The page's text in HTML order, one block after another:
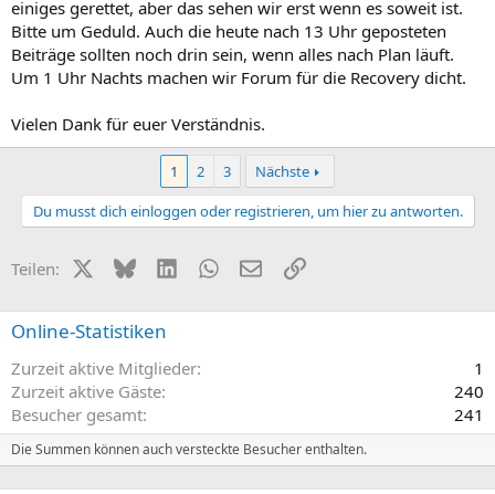
einiges gerettet, aber das sehen wir erst wenn es soweit ist.
Bitte um Geduld. Auch die heute nach 13 Uhr geposteten
Beiträge sollten noch drin sein, wenn alles nach Plan läuft.
Um 1 Uhr Nachts machen wir Forum für die Recovery dicht.
Vielen Dank für euer Verständnis.
1 2 3
Nächste
Du musst dich einloggen oder registrieren, um hier zu antworten.
Teilen: X (Twitter)
BlueskyLinkedInWhatsApp
E-MailLink
Online-Statistiken
Zurzeit aktive Mitglieder
1
Zurzeit aktive Gäste
240
Besucher gesamt
241
Die Summen können auch versteckte Besucher enthalten.